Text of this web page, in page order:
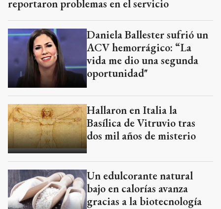
reportaron problemas en el servicio
Daniela Ballester sufrió un
ACV hemorrágico: “La
vida me dio una segunda
oportunidad"
Hallaron en Italia la
Basílica de Vitruvio tras
dos mil años de misterio
Un edulcorante natural
bajo en calorías avanza
gracias a la biotecnología